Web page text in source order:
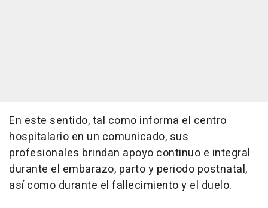
En este sentido, tal como informa el centro
hospitalario en un comunicado, sus
profesionales brindan apoyo continuo e integral
durante el embarazo, parto y periodo postnatal,
así como durante el fallecimiento y el duelo.